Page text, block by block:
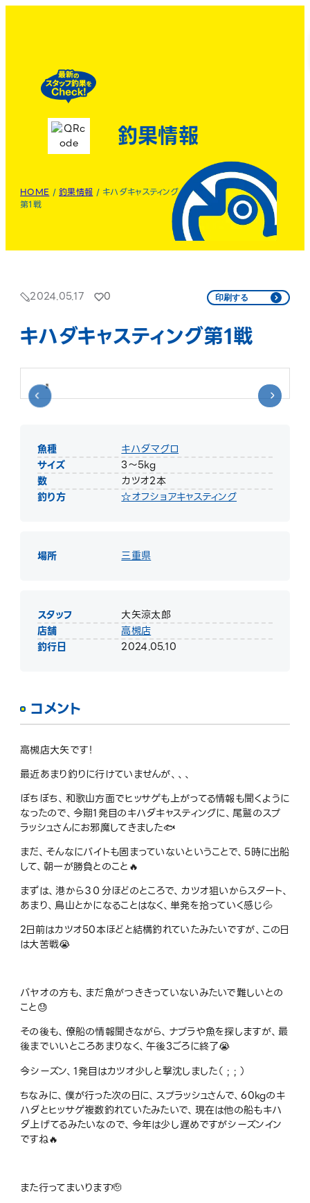
釣果情報
HOME /釣果情報 / キハダキャスティング
第1戦
2024.05.17 0 印刷する
キハダキャスティング第1戦
魚種
キハダマグロ
サイズ
3〜5kg
数
カツオ2本
釣り方
☆オフショアキャスティング
場所 三重県
スタッフ
大矢涼太郎
店舗
高槻店
釣行日
2024.05.10
コメント
高槻店大矢です！
最近あまり釣りに行けていませんが、、、
ぼちぼち、和歌山方面でヒッサゲも上がってる情報も聞くように
なったので、今期1発目のキハダキャスティングに、尾鷲のスプ
ラッシュさんにお邪魔してきました🐟
まだ、そんなにバイトも固まっていないということで、5時に出船
して、朝一が勝負とのこと🔥
まずは、港から３０分ほどのところで、カツオ狙いからスタート、
あまり、鳥山とかになることはなく、単発を拾っていく感じ💦
2日前はカツオ50本ほどと結構釣れていたみたいですが、この日
は大苦戦😭
パヤオの方も、まだ魚がつききっていないみたいで難しいとの
こと😓
その後も、僚船の情報聞きながら、ナブラや魚を探しますが、最
後までいいところあまりなく、午後3ごろに終了😭
今シーズン、1発目はカツオ少しと撃沈しました（ ; ; ）
ちなみに、僕が行った次の日に、スプラッシュさんで、60kgのキ
ハダとヒッサゲ複数釣れていたみたいで、現在は他の船もキハ
ダ上げてるみたいなので、今年は少し遅めですがシーズンイン
ですね🔥
また行ってまいります🫡